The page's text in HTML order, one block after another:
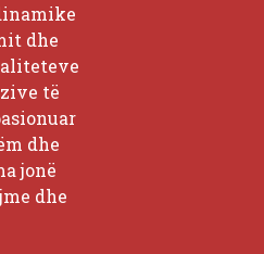
dhe
të
dhe
jonë
dhe